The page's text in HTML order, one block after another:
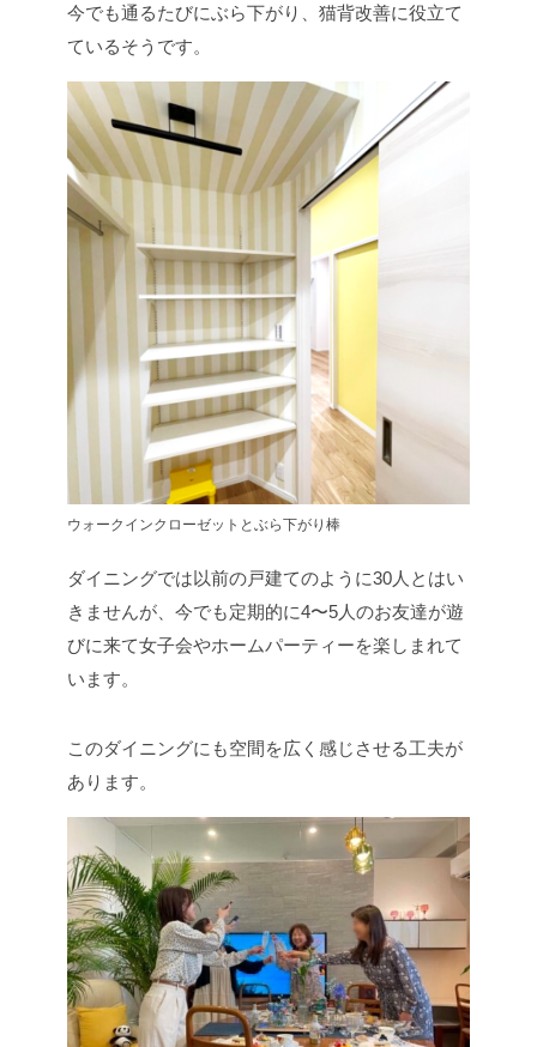
今でも通るたびにぶら下がり、猫背改善に役立て
ているそうです。
ウォークインクローゼットとぶら下がり棒
ダイニングでは以前の戸建てのように30人とはい
きませんが、今でも定期的に4〜5人のお友達が遊
びに来て女子会やホームパーティーを楽しまれて
います。
このダイニングにも空間を広く感じさせる工夫が
あります。